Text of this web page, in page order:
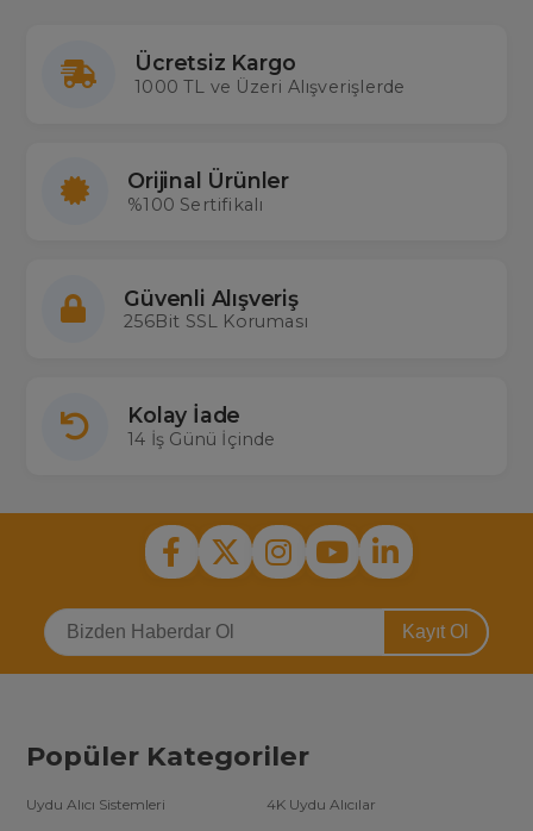
Ücretsiz Kargo
1000 TL ve Üzeri Alışverişlerde
Orijinal Ürünler
%100 Sertifikalı
Güvenli Alışveriş
256Bit SSL Koruması
Kolay İade
14 İş Günü İçinde
Kayıt Ol
Popüler Kategoriler
Uydu Alıcı Sistemleri
4K Uydu Alıcılar